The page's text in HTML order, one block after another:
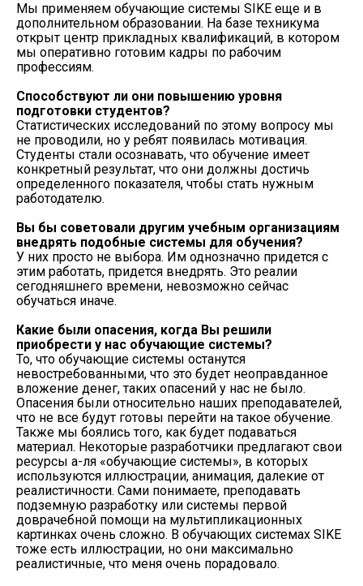
Мы применяем обучающие системы SIKE еще и в
дополнительном образовании. На базе техникума
открыт центр прикладных квалификаций, в котором
мы оперативно готовим кадры по рабочим
профессиям.
Способствуют ли они повышению уровня
подготовки студентов?
Статистических исследований по этому вопросу мы
не проводили, но у ребят появилась мотивация.
Студенты стали осознавать, что обучение имеет
конкретный результат, что они должны достичь
определенного показателя, чтобы стать нужным
работодателю.
Вы бы советовали другим учебным организациям
внедрять подобные системы для обучения?
У них просто не выбора. Им однозначно придется с
этим работать, придется внедрять. Это реалии
сегодняшнего времени, невозможно сейчас
обучаться иначе.
Какие были опасения, когда Вы решили
приобрести у нас обучающие системы?
То, что обучающие системы останутся
невостребованными, что это будет неоправданное
вложение денег, таких опасений у нас не было.
Опасения были относительно наших преподавателей,
что не все будут готовы перейти на такое обучение.
Также мы боялись того, как будет подаваться
материал. Некоторые разработчики предлагают свои
ресурсы а-ля «обучающие системы», в которых
используются иллюстрации, анимация, далекие от
реалистичности. Сами понимаете, преподавать
подземную разработку или системы первой
доврачебной помощи на мультипликационных
картинках очень сложно. В обучающих системах SIKE
тоже есть иллюстрации, но они максимально
реалистичные, что меня очень порадовало.